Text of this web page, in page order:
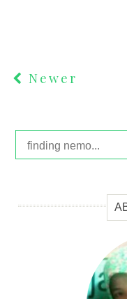
Newer